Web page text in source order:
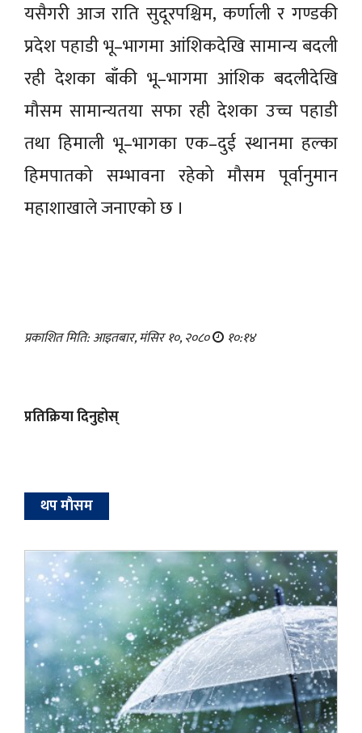
यसैगरी आज राति सुदूरपश्चिम, कर्णाली र गण्डकी
प्रदेश पहाडी भू–भागमा आंशिकदेखि सामान्य बदली
रही देशका बाँकी भू–भागमा आंशिक बदलीदेखि
मौसम सामान्यतया सफा रही देशका उच्च पहाडी
तथा हिमाली भू–भागका एक–दुई स्थानमा हल्का
हिमपातको सम्भावना रहेको मौसम पूर्वानुमान
महाशाखाले जनाएको छ ।
प्रकाशित मिति: आइतबार, मंसिर १०, २०८० १०:१४
प्रतिक्रिया दिनुहोस्
थप माैसम